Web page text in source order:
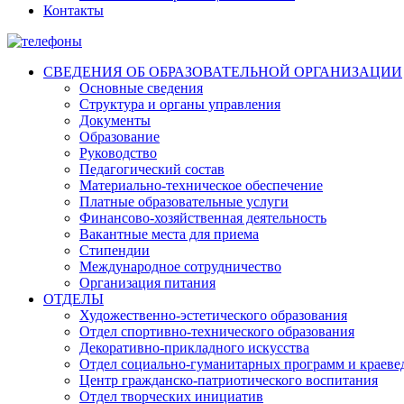
Контакты
СВЕДЕНИЯ ОБ ОБРАЗОВАТЕЛЬНОЙ ОРГАНИЗАЦИИ
Основные сведения
Структура и органы управления
Документы
Образование
Руководство
Педагогический состав
Материально-техническое обеспечение
Платные образовательные услуги
Финансово-хозяйственная деятельность
Вакантные места для приема
Стипендии
Международное сотрудничество
Организация питания
ОТДЕЛЫ
Художественно-эстетического образования
Отдел спортивно-технического образования
Декоративно-прикладного искусства
Отдел социально-гуманитарных программ и
Центр гражданско-патриотического воспитания
Отдел творческих инициатив